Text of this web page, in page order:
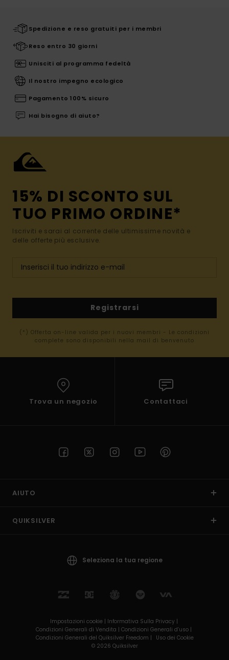
Spedizione e reso gratuiti per i membri
Reso entro 30 giorni
Unisciti al programma fedeltà
Il nostro impegno ecologico
Pagamento 100% sicuro
Hai bisogno di aiuto?
15% DI SCONTO SUL
TUO PRIMO ORDINE*
Iscriviti e sarai al corrente delle ultimissime novità e
delle offerte più esclusive.
Registrarsi
(*) Offerta on-line valida per i nuovi membri - Le condizioni
complete sono disponibili nella mail di benvenuto
Trova un negozio Contattaci
AIUTO
QUIKSILVER
Seleziona la tua regione
Impostazioni cookie | Informativa Sulla Privacy |
Condizioni Generali di Vendita | Condizioni Generali d’uso |
Condizioni Generali del Quiksilver Freedom |
Uso dei Cookie
© 2026 Quiksilver